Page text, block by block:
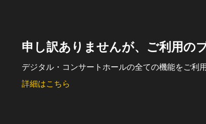
申し訳ありませんが、ご利用の
デジタル・コンサートホールの全ての機能をご利
詳細はこちら